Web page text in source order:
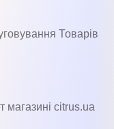
Товарів
магазині citrus.ua